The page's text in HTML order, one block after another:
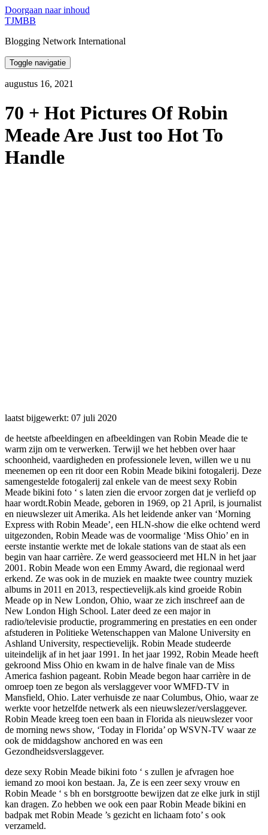
Doorgaan naar inhoud
TJMBB
Blogging Network International
Toggle navigatie
augustus 16, 2021
70 + Hot Pictures Of Robin
Meade Are Just too Hot To
Handle
laatst bijgewerkt: 07 juli 2020
de heetste afbeeldingen en afbeeldingen van Robin Meade die te
warm zijn om te verwerken. Terwijl we het hebben over haar
schoonheid, vaardigheden en professionele leven, willen we u nu
meenemen op een rit door een Robin Meade bikini fotogalerij. Deze
samengestelde fotogalerij zal enkele van de meest sexy Robin
Meade bikini foto ‘ s laten zien die ervoor zorgen dat je verliefd op
haar wordt.Robin Meade, geboren in 1969, op 21 April, is journalist
en nieuwslezer uit Amerika. Als het leidende anker van ‘Morning
Express with Robin Meade’, een HLN-show die elke ochtend werd
uitgezonden, Robin Meade was de voormalige ‘Miss Ohio’ en in
eerste instantie werkte met de lokale stations van de staat als een
begin van haar carrière. Ze werd geassocieerd met HLN in het jaar
2001. Robin Meade won een Emmy Award, die regionaal werd
erkend. Ze was ook in de muziek en maakte twee country muziek
albums in 2011 en 2013, respectievelijk.als kind groeide Robin
Meade op in New London, Ohio, waar ze zich inschreef aan de
New London High School. Later deed ze een major in
radio/televisie productie, programmering en prestaties en een onder
afstuderen in Politieke Wetenschappen van Malone University en
Ashland University, respectievelijk. Robin Meade studeerde
uiteindelijk af in het jaar 1991. In het jaar 1992, Robin Meade heeft
gekroond Miss Ohio en kwam in de halve finale van de Miss
America fashion pageant. Robin Meade begon haar carrière in de
omroep toen ze begon als verslaggever voor WMFD-TV in
Mansfield, Ohio. Later verhuisde ze naar Columbus, Ohio, waar ze
werkte voor hetzelfde netwerk als een nieuwslezer/verslaggever.
Robin Meade kreeg toen een baan in Florida als nieuwslezer voor
de morning news show, ‘Today in Florida’ op WSVN-TV waar ze
ook de middagshow anchored en was een
Gezondheidsverslaggever.
deze sexy Robin Meade bikini foto ‘ s zullen je afvragen hoe
iemand zo mooi kon bestaan. Ja, Ze is een zeer sexy vrouw en
Robin Meade ‘ s bh en borstgrootte bewijzen dat ze elke jurk in stijl
kan dragen. Zo hebben we ook een paar Robin Meade bikini en
badpak met Robin Meade ’s gezicht en lichaam foto’ s ook
verzameld.